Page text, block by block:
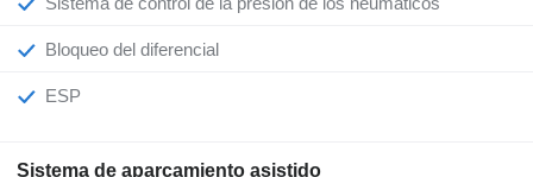
Bloqueo del diferencial
ESP
Sistema de aparcamiento asistido